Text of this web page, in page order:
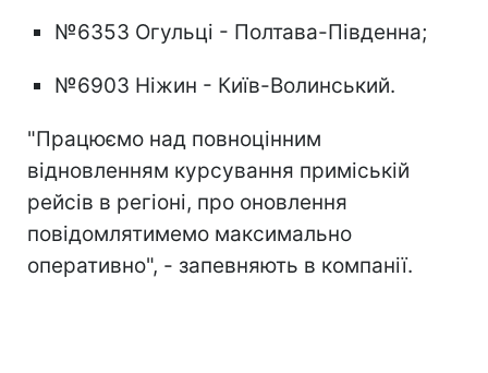
№6353 Огульці - Полтава-Південна;
№6903 Ніжин - Київ-Волинський.
"Працюємо над повноцінним
відновленням курсування приміській
рейсів в регіоні, про оновлення
повідомлятимемо максимально
оперативно", - запевняють в компанії.